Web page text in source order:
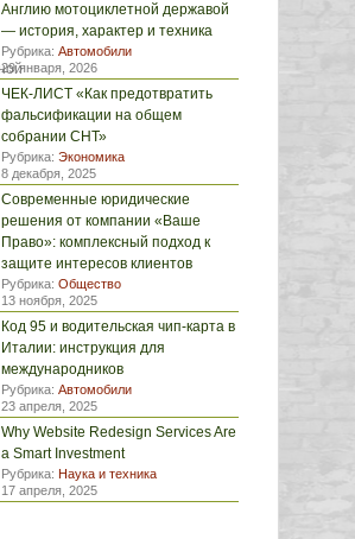
Англию мотоциклетной державой
— история, характер и техника
Рубрика: Автомобили
29 января, 2026
ЧЕК-ЛИСТ «Как предотвратить
фальсификации на общем
собрании СНТ»
Рубрика: Экономика
8 декабря, 2025
Современные юридические
решения от компании «Ваше
Право»: комплексный подход к
защите интересов клиентов
Рубрика: Общество
13 ноября, 2025
Код 95 и водительская чип-карта в
Италии: инструкция для
международников
Рубрика: Автомобили
23 апреля, 2025
Why Website Redesign Services Are
a Smart Investment
Рубрика: Наука и техника
17 апреля, 2025